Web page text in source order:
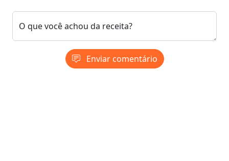
O que você achou da receita?
Enviar comentário